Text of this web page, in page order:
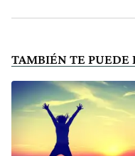
TAMBIÉN TE PUEDE